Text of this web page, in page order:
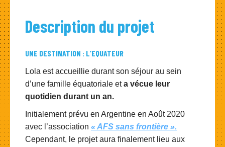
Description du projet
UNE DESTINATION : L’EQUATEUR
Lola est accueillie durant son séjour au sein
d’une famille équatoriale eta vécue leur
quotidien durant un an.
Initialement prévu en Argentine en Août 2020
avec l’association « AFS sans frontière ».
Cependant, le projet aura finalement lieu aux